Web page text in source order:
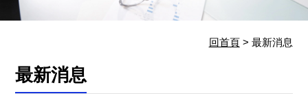
服
回首頁> 最新消息
最新消息